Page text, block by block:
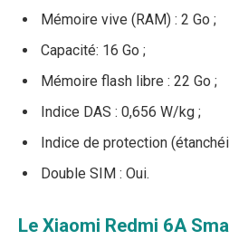
Mémoire vive (RAM) : 2 Go ;
Capacité: 16 Go ;
Mémoire flash libre : 22 Go ;
Indice DAS : 0,656 W/kg ;
Indice de protection
Double SIM : Oui.
Le Xiaomi Redmi 6A